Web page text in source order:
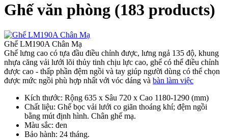
Ghế văn phòng (183 products)
Ghế LM190A Chân Mạ
Ghế lưng cao có tựa đầu điều chỉnh được, lưng ngả 135 độ, khung
nhựa căng vải lưới lõi thủy tinh chịu lực cao, ghế có thể điều chỉnh
được cao - thấp phần đệm ngồi và tay giúp người dùng có thể chọn
được mức ngồi phù hợp nhất với vóc dáng và bàn làm việc
Kích thước: Rộng 635 x Sâu 720 x Cao 1180-1290 (mm)
Chất liệu: Ghế bọc vải lưới co giãn thoáng khí; đệm ngồi
bằng mút định hình. Chân ghế mạ.
Màu sắc: đen
Bảo hành: 24 tháng.